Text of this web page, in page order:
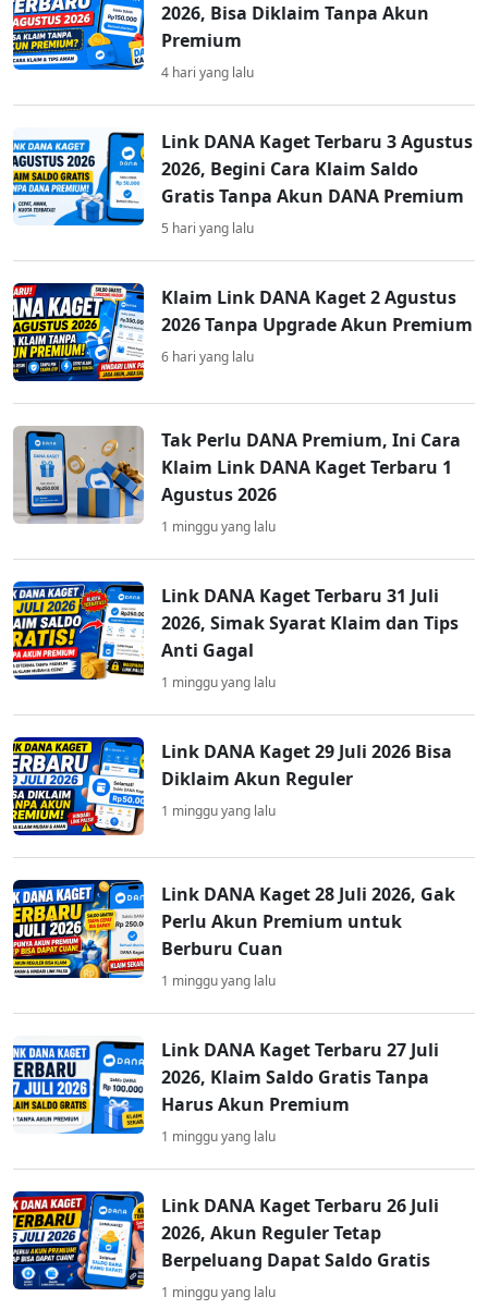
2026, Bisa Diklaim Tanpa Akun
Premium
4 hari yang lalu
Link DANA Kaget Terbaru 3 Agustus
2026, Begini Cara Klaim Saldo
Gratis Tanpa Akun DANA Premium
5 hari yang lalu
Klaim Link DANA Kaget 2 Agustus
2026 Tanpa Upgrade Akun Premium
6 hari yang lalu
Tak Perlu DANA Premium, Ini Cara
Klaim Link DANA Kaget Terbaru 1
Agustus 2026
1 minggu yang lalu
Link DANA Kaget Terbaru 31 Juli
2026, Simak Syarat Klaim dan Tips
Anti Gagal
1 minggu yang lalu
Link DANA Kaget 29 Juli 2026 Bisa
Diklaim Akun Reguler
1 minggu yang lalu
Link DANA Kaget 28 Juli 2026, Gak
Perlu Akun Premium untuk
Berburu Cuan
1 minggu yang lalu
Link DANA Kaget Terbaru 27 Juli
2026, Klaim Saldo Gratis Tanpa
Harus Akun Premium
1 minggu yang lalu
Link DANA Kaget Terbaru 26 Juli
2026, Akun Reguler Tetap
Berpeluang Dapat Saldo Gratis
1 minggu yang lalu